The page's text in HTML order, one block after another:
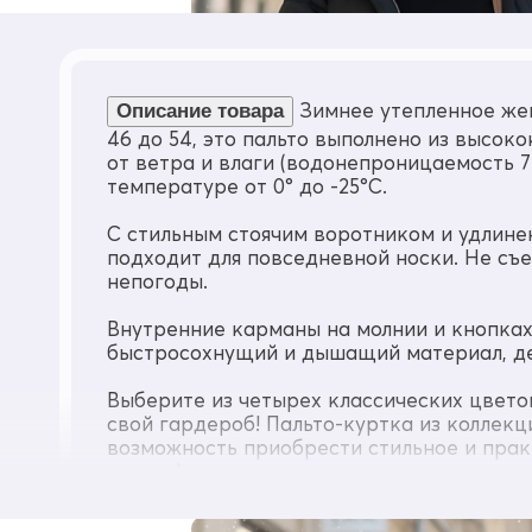
Полиэстер
Материал подкладки кармана
Полиэстер
Материал наполнителя
Плотность утеплителя (г/кв.м)
220
от 0° до - 25°
Утеплитель гр
от 400 до 580
Рост
от 165 до 195
Описание товара
Зимнее утепленное
46 до 54, это пальто выполнено из
от ветра и влаги (водонепроницаемость
температуре от 0° до -25°C.
С стильным стоячим воротником и
подходит для повседневной носки. Не
непогоды.
Внутренние карманы на молнии и
быстросохнущий и дышащий материал,
Выберите из четырех классических
свой гардероб! Пальто-куртка из
возможность приобрести стильное и